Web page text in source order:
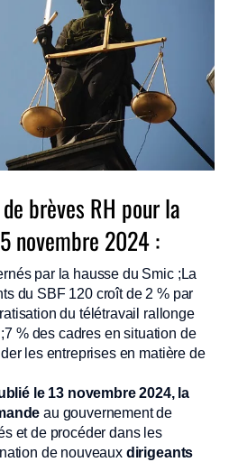
brèves RH pour la
novembre 2024 :
par la hausse du Smic ;La
du SBF 120 croît de 2 % par
du télétravail rallonge
% des cadres en situation de
les entreprises en matière de
le 13 novembre 2024, la
au gouvernement de
et de procéder dans les
de nouveaux dirigeants